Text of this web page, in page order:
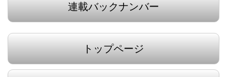
連載バックナンバー
トップページ